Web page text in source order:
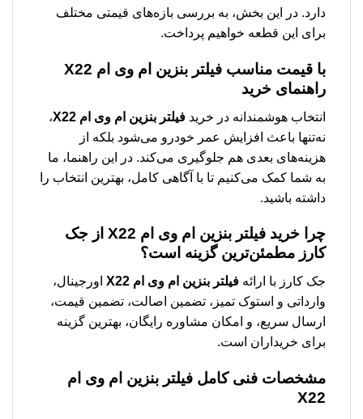
دارد. در این بخش، به بررسی بازه‌های قیمتی مختلف
برای این قطعه خواهیم پرداخت.
با قیمت مناسب فیلتر بنزین ام وی ام X22
راهنمای خرید
انتخاب هوشمندانه در خرید فیلتر بنزین ام وی ام X22
،
نه‌تنها باعث افزایش عمر خودرو می‌شود بلکه از
هزینه‌های بعدی هم جلوگیری می‌کند. در این راهنما، ما
به شما کمک می‌کنیم تا با آگاهی کامل، بهترین انتخاب را
داشته باشید.
چرا خرید فیلتر بنزین ام وی ام X22
از جک
کارز مطمئن‌ترین گزینه است؟
جک کارز با ارائه فیلتر بنزین ام وی ام X22
اورجینال،
وارداتی و استوک تمیز، تضمین اصالت، تضمین قیمت،
ارسال سریع، و امکان مشاوره رایگان، بهترین گزینه
برای خریداران است.
مشخصات فنی کامل فیلتر بنزین ام وی ام
X22